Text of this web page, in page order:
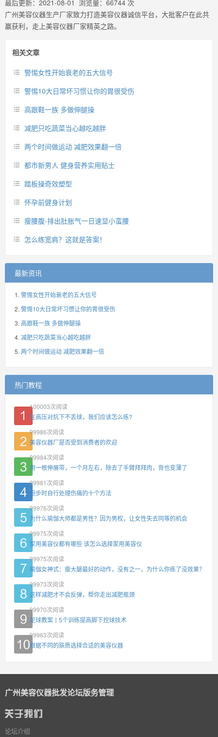
最后更新： 2021-08-01 浏览量： 66744 次
广州美容仪器生产厂家致力打造美容仪器诚信平台，大批客户在此共
赢获利，走上美容仪器厂家精英之路。
相关文章
警惕女性开始衰老的五大信号
警惕10大日常坏习惯让你的胃很受伤
高跟鞋一族 多做伸腿操
减肥只吃蔬菜当心越吃越胖
两个时间做运动 减肥效果翻一倍
都市新男人 健身营养实用贴士
踏板操奇效塑型
怀孕前健身计划
瘦腰腹-排出肚胀气一日速显小蛮腰
怎么练宽肩？这就是答案！
最新资讯
警惕女性开始衰老的五大信号
警惕10大日常坏习惯让你的胃很受伤
高跟鞋一族 多做伸腿操
减肥只吃蔬菜当心越吃越胖
两个时间做运动 减肥效果翻一倍
热门教程
100003次阅读
在高压对抗下不丢球，我们应该怎么练?
99986次阅读
美容仪器厂是否受到消费者的欢迎
99984次阅读
用一根伸展带，一个月左右，除去了手臂拜拜肉，背也变薄了
99981 次阅读
跑步时自行处理伤痛的十个方法
99976次阅读
为什么瑜伽大师都是男性？因为男权，让女性失去同等的机会
99975次阅读
家用美容仪都有哪些 该怎么选择家用美容仪
99975次阅读
瑜伽女神式：瘦大腿最好的动作，没有之一，为什么你练了没效果？
99973次阅读
这样减肥才不会反弹，帮你走出减肥瓶颈
99970次阅读
足球教案丨5个训练提高脚下控球技术
99963次阅读
根据不同的肤质选择合适的美容仪器
广州美容仪器批发论坛版务管理
论坛介绍